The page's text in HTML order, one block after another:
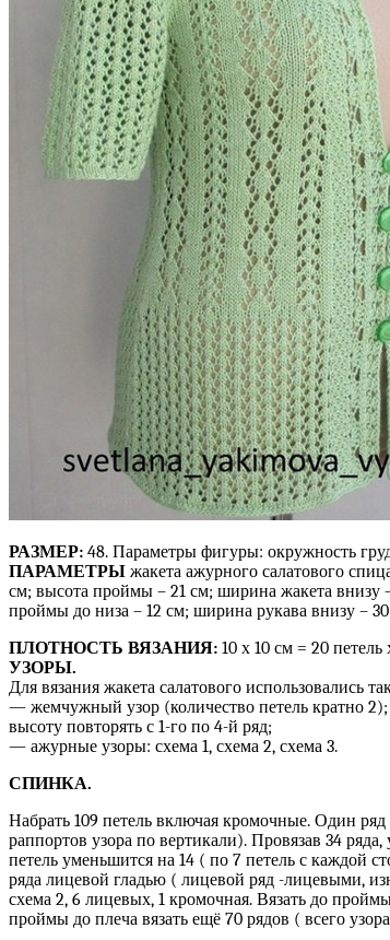
РАЗМЕР: 48. Параметры фигуры: окружность
ПАРАМЕТРЫ жакета ажурного салатового
см; высота проймы – 21 см; ширина жакета внизу
проймы до низа – 12 см; ширина рукава внизу –
ПЛОТНОСТЬ ВЯЗАНИЯ: 10 х 10 см = 20 петель
УЗОРЫ.
Для вязания жакета салатового использовались
— жемчужный узор (количество петель кратно 2);
высоту повторять с 1-го по 4-й ряд;
— ажурные узоры: схема 1, схема 2, схема 3.
СПИНКА.
Набрать 109 петель включая кромочные. Один
раппортов узора по вертикали). Провязав 34
петель уменьшится на 14 ( по 7 петель с каждой
ряда лицевой гладью ( лицевой ряд -лицевыми,
схема 2, 6 лицевых, 1 кромочная. Вязать до
проймы до плеча вязать ещё 70 рядов ( всего